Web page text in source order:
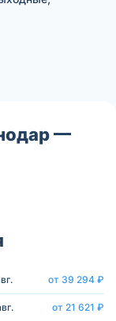
—
от 39 294 ₽
от 21 621 ₽